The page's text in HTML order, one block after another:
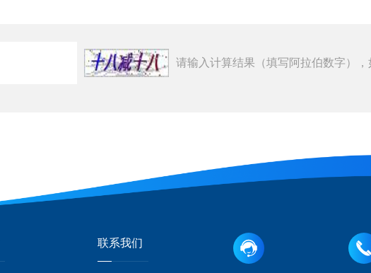
请输入计算结果（填写阿拉伯数字），
联系我们